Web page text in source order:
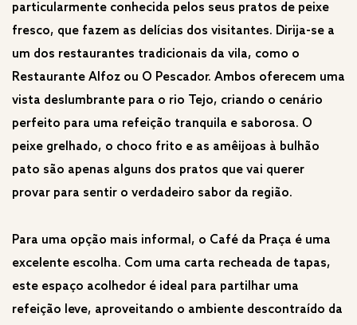
particularmente conhecida pelos seus pratos de peixe
fresco, que fazem as delícias dos visitantes. Dirija-se a
um dos restaurantes tradicionais da vila, como o
Restaurante Alfoz ou O Pescador. Ambos oferecem uma
vista deslumbrante para o rio Tejo, criando o cenário
perfeito para uma refeição tranquila e saborosa. O
peixe grelhado, o choco frito e as amêijoas à bulhão
pato são apenas alguns dos pratos que vai querer
provar para sentir o verdadeiro sabor da região.
Para uma opção mais informal, o Café da Praça é uma
excelente escolha. Com uma carta recheada de tapas,
este espaço acolhedor é ideal para partilhar uma
refeição leve, aproveitando o ambiente descontraído da